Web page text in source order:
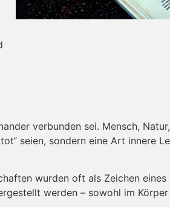
verbunden sei. Mensch,
seien, sondern eine Art innere
wurden oft als Zeichen eines
werden – sowohl im